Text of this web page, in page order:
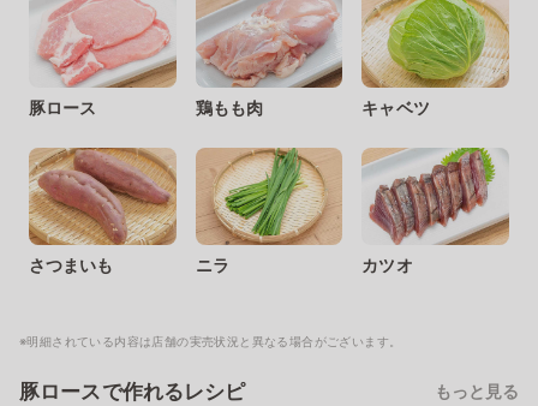
豚ロース 鶏もも肉 キャベツ
さつまいも ニラ カツオ
※明細されている内容は店舗の実売状況と異なる場合がございます。
豚ロースで作れるレシピ もっと見る